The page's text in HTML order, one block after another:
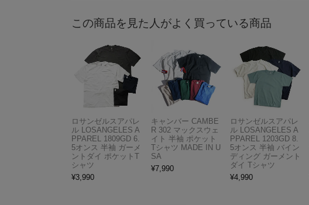
この商品を見た人がよく買っている商品
ロサンゼルスアパレ
ル LOSANGELES A
PPAREL 1809GD 6.
5オンス 半袖 ガーメ
ントダイ ポケットT
シャツ
¥3,990
キャンバー CAMBE
R 302 マックスウェ
イト 半袖 ポケット
Tシャツ MADE IN U
SA
¥7,990
ロサンゼルスアパレ
ル LOSANGELES A
PPAREL 1203GD 8.
5オンス 半袖 バイン
ディング ガーメント
ダイ Tシャツ
¥4,990